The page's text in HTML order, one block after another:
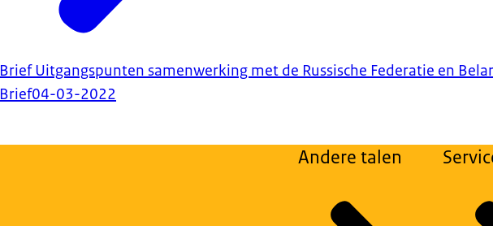
Brief Uitgangspunten samenwerking met de Russische Federatie en
Brief04-03-2022
Andere talen